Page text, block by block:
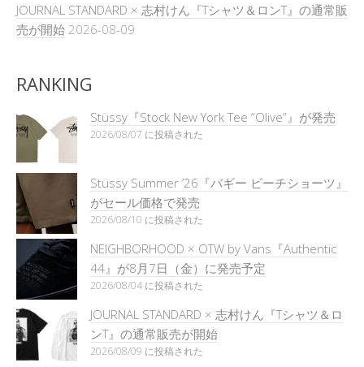
JOURNAL STANDARD × 志村けん『Tシャツ＆ロンT』の通常販
売が開始 2026-08-09
RANKING
Stüssy『Stock New York Tee “Olive”』が発売
2026/08/07 に投稿された
Stüssy Summer ’26『バギー ビーチショーツ』
がセール価格で発売
2026/08/10 に投稿された
NEIGHBORHOOD × OTW by Vans『Authentic
44』が8月7日（金）に発売予定
2026/08/04 に投稿された
JOURNAL STANDARD × 志村けん『Tシャツ＆ロ
ンT』の通常販売が開始
2026/08/09 に投稿された